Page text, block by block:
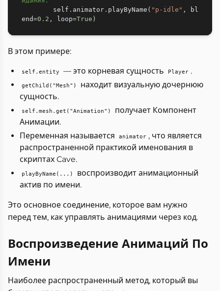
        self
. animator . playByName ( "p-idle" ,
bl
end=0.2 , loop=True )
В этом примере:
self.entity — это корневая сущность Player .
getChild("Mesh")
находит визуальную дочернюю
сущность.
self.mesh.get("Animation")
получает Компонент
Анимации.
Переменная называется
animator , что является
распространенной практикой именования в
скриптах Cave.
playByName(...)
воспроизводит анимационный
актив по имени.
Это основное соединение, которое вам нужно
перед тем, как управлять анимациями через код.
Воспроизведение Анимаций По
Имени
Наиболее распространенный метод, который вы